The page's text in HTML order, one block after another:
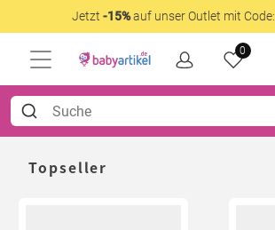
Jetzt -15%auf unser Outlet mit Code:
0
Topseller